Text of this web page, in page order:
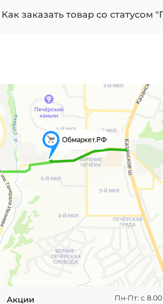
Как заказать товар со статусом
Акции
Пн-Пт: с 8.00